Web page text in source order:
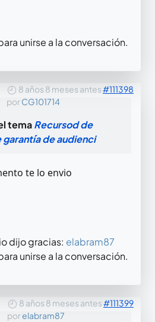
unirse a la conversación.
8 años 8 meses antes#111398
porCG101714
temaRecursod de
garantía de audienci
te lo envio
dijo gracias: elabram87
unirse a la conversación.
8 años 8 meses antes#111399
porelabram87